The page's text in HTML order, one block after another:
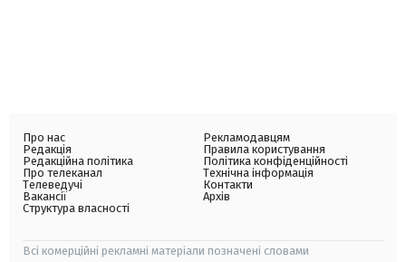
Про нас
Редакція
Редакційна політика
Про телеканал
Телеведучі
Вакансії
Структура власності
Рекламодавцям
Правила користування
Політика конфіденційності
Технічна інформація
Контакти
Архів
Всі комерційні рекламні матеріали позначені словами